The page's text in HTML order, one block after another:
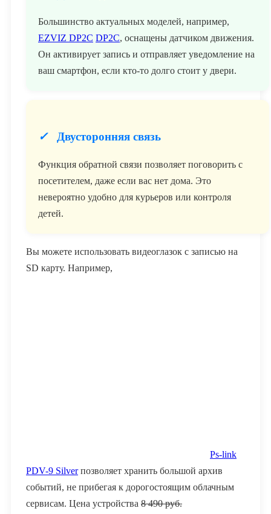
Большинство актуальных моделей, например,
EZVIZ DP2C DP2C, оснащены датчиком движения.
Он активирует запись и отправляет уведомление на
ваш смартфон, если кто-то долго стоит у двери.
✓ Двусторонняя связь
Функция обратной связи позволяет поговорить с
посетителем, даже если вас нет дома. Это
невероятно удобно для курьеров или контроля
детей.
Вы можете использовать видеоглазок с записью на
SD карту. Например,
Ps-link
PDV-9 Silverпозволяет хранить большой архив
событий, не прибегая к дорогостоящим облачным
сервисам. Цена устройства 8 490руб.